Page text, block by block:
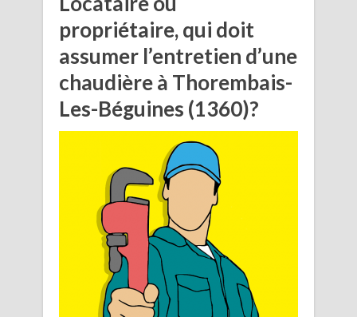
propriétaire, qui doit
assumer l’entretien d’une
chaudière à Thorembais-
Les-Béguines (1360)?